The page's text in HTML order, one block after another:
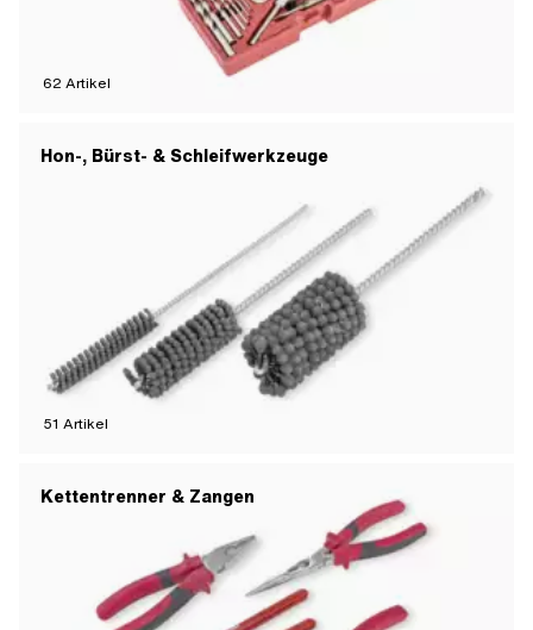
62 Artikel
Hon-, Bürst- & Schleifwerkzeuge
51 Artikel
Kettentrenner & Zangen